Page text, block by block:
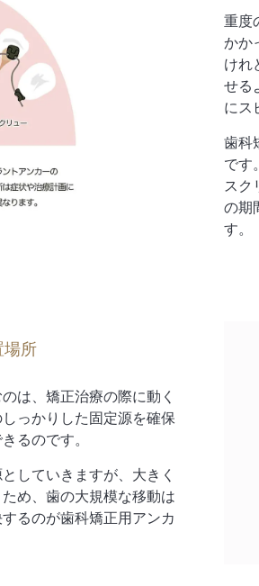
重度
かか
けれ
せる
にス
歯科
です
スク
の期
す。
場所
は、矯正治療の際に動く
っかりした固定源を確保
るのです。
していきますが、大きく
め、歯の大規模な移動は
るのが歯科矯正用アンカ